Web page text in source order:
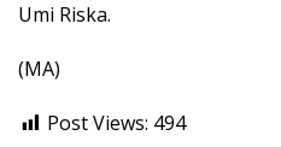
Umi Riska.
(MA)
Post Views: 494